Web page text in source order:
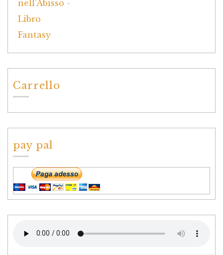
Carrello
pay pal